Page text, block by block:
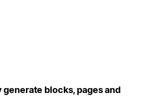
blocks, pages and